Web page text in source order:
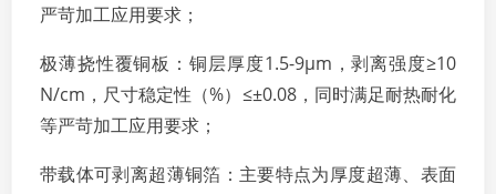
严苛加工应用要求；
极薄挠性覆铜板：铜层厚度1.5-9μm，剥离强度≥10
N/cm，尺寸稳定性（%）≤±0.08，同时满足耐热耐化
等严苛加工应用要求；
带载体可剥离超薄铜箔：主要特点为厚度超薄、表面